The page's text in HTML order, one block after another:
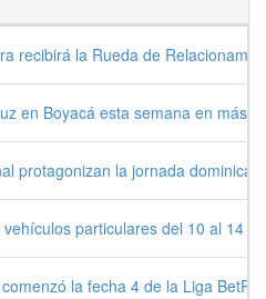
recibirá la Rueda de
en Boyacá esta semana en más
protagonizan la jornada dominical
particulares del 10 al 14
la fecha 4 de la Liga